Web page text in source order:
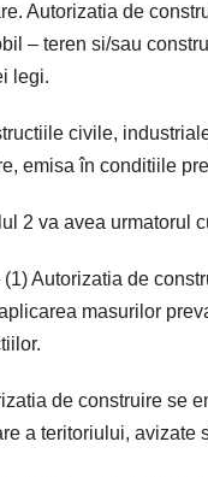
Autorizatia de
– teren si/sau
legi.
civile,
emisa în conditiile
2 va avea urmatorul
(1) Autorizatia de
masurilor
de construire se
a teritoriului, avizate